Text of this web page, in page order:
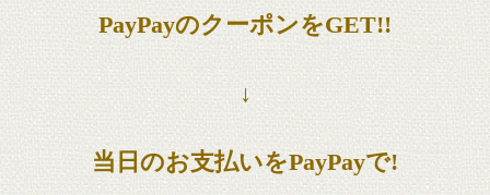
PayPayのクーポンをGET!!
↓
当日のお支払いをPayPayで!